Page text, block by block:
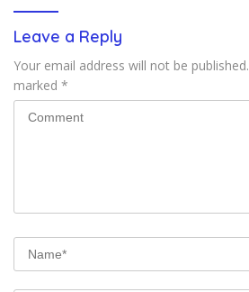
Leave a Reply
Your email address will not be published.
marked *